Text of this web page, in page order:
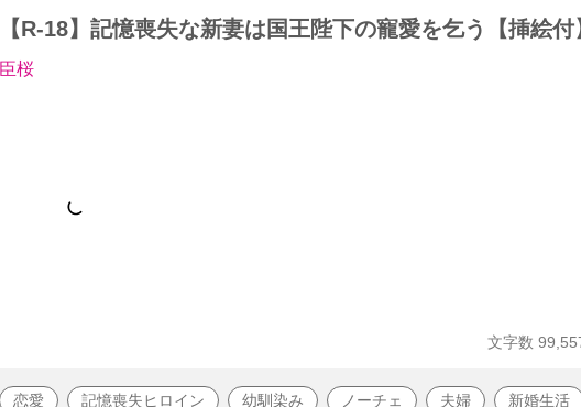
【R-18】記憶喪失な新妻は国王陛下の寵愛を乞う【挿絵付
臣桜
文字数
恋愛 記憶喪失ヒロイン 幼馴染み ノーチェ 夫婦 新婚生活